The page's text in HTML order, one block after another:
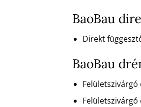
BaoBau
Direkt
BaoBau